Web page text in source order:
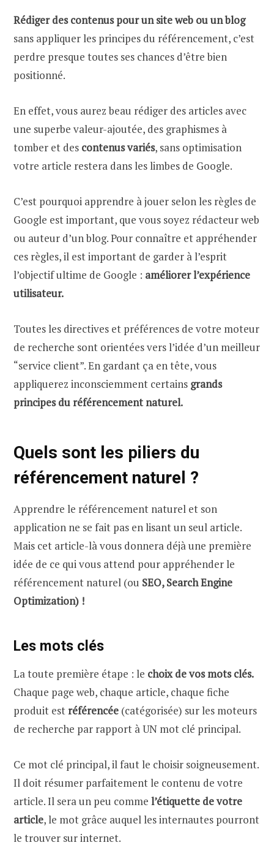
Rédiger des contenus pour un site web ou un blog
sans appliquer les principes du référencement, c’est
perdre presque toutes ses chances d’être bien
positionné.
En effet, vous aurez beau rédiger des articles avec
une superbe valeur-ajoutée, des graphismes à
tomber et des contenus variés, sans optimisation
votre article restera dans les limbes de Google.
C’est pourquoi apprendre à jouer selon les règles de
Google est important, que vous soyez rédacteur web
ou auteur d’un blog. Pour connaître et appréhender
ces règles, il est important de garder à l’esprit
l’objectif ultime de Google : améliorer l’expérience
utilisateur.
Toutes les directives et préférences de votre moteur
de recherche sont orientées vers l’idée d’un meilleur
“service client”. En gardant ça en tête, vous
appliquerez inconsciemment certains grands
principes du référencement naturel.
Quels sont les piliers du
référencement naturel ?
Apprendre le référencement naturel et son
application ne se fait pas en lisant un seul article.
Mais cet article-là vous donnera déjà une première
idée de ce qui vous attend pour appréhender le
référencement naturel (ou SEO, Search Engine
Optimization) !
Les mots clés
La toute première étape : le choix de vos mots clés.
Chaque page web, chaque article, chaque fiche
produit est référencée (catégorisée) sur les moteurs
de recherche par rapport à UN mot clé principal.
Ce mot clé principal, il faut le choisir soigneusement.
Il doit résumer parfaitement le contenu de votre
article. Il sera un peu comme l’étiquette de votre
article, le mot grâce auquel les internautes pourront
le trouver sur internet.